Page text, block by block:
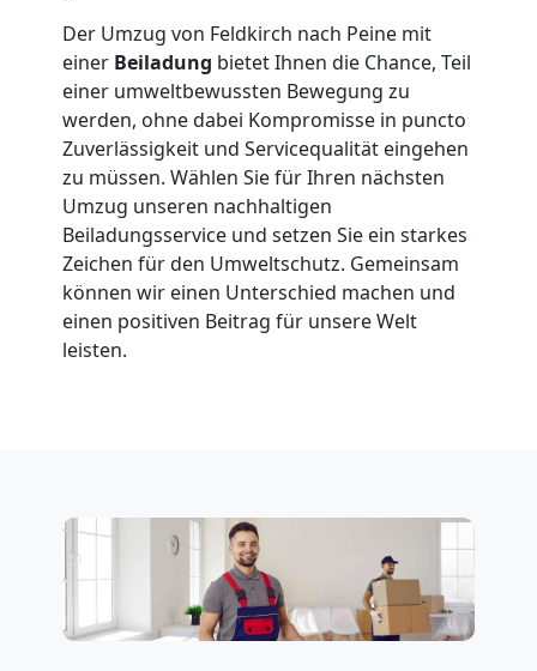
Der Umzug von Feldkirch nach Peine mit
einer Beiladung bietet Ihnen die Chance, Teil
einer umweltbewussten Bewegung zu
werden, ohne dabei Kompromisse in puncto
Zuverlässigkeit und Servicequalität eingehen
zu müssen. Wählen Sie für Ihren nächsten
Umzug unseren nachhaltigen
Beiladungsservice und setzen Sie ein starkes
Zeichen für den Umweltschutz. Gemeinsam
können wir einen Unterschied machen und
einen positiven Beitrag für unsere Welt
leisten.
Senioren
Feldkirch
Fernumzug
Feldkirch
Büroumzug
Feldkirch